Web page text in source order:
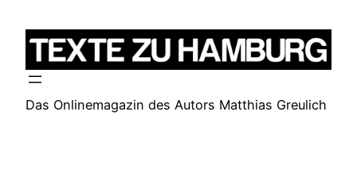
Inhalt
springen
Das Onlinemagazin des Autors Matthias Greulich